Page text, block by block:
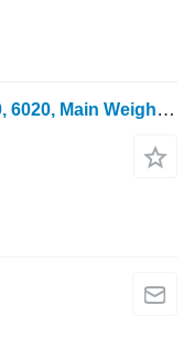
John Deere 6610, 6210, 6110, 6010, 6020, Main Weight Carrier Block 70kg L11